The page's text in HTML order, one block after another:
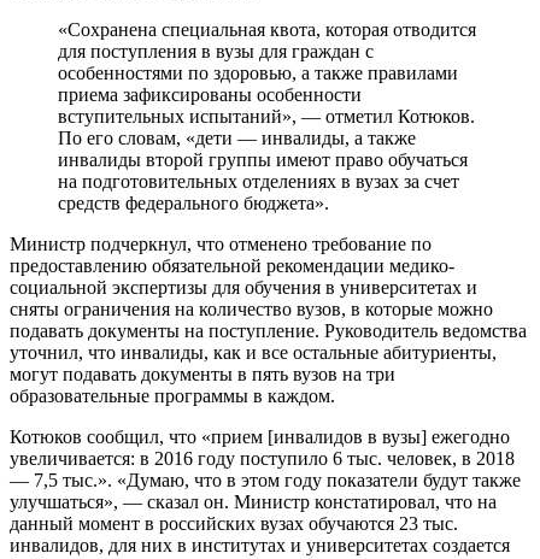
«Сохранена специальная квота, которая отводится
для поступления в вузы для граждан с
особенностями по здоровью, а также правилами
приема зафиксированы особенности
вступительных испытаний», — отметил Котюков.
По его словам, «дети — инвалиды, а также
инвалиды второй группы имеют право обучаться
на подготовительных отделениях в вузах за счет
средств федерального бюджета».
Министр подчеркнул, что отменено требование по
предоставлению обязательной рекомендации медико-
социальной экспертизы для обучения в университетах и
сняты ограничения на количество вузов, в которые можно
подавать документы на поступление. Руководитель ведомства
уточнил, что инвалиды, как и все остальные абитуриенты,
могут подавать документы в пять вузов на три
образовательные программы в каждом.
Котюков сообщил, что «прием [инвалидов в вузы] ежегодно
увеличивается: в 2016 году поступило 6 тыс. человек, в 2018
— 7,5 тыс.». «Думаю, что в этом году показатели будут также
улучшаться», — сказал он. Министр констатировал, что на
данный момент в российских вузах обучаются 23 тыс.
инвалидов, для них в институтах и университетах создается